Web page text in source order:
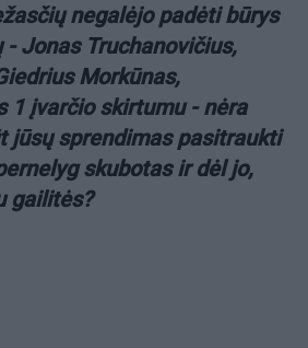
negalėjo padėti būrys
Jonas Truchanovičius,
Morkūnas,
1 įvarčio skirtumu - nėra
jūsų sprendimas pasitraukti
skubotas ir dėl jo,
gailitės?